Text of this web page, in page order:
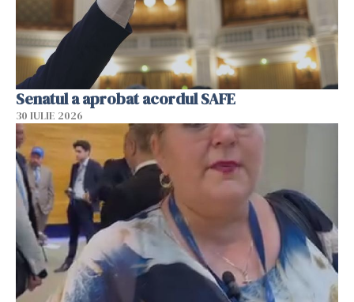
Senatul a aprobat acordul SAFE
30 IULIE 2026